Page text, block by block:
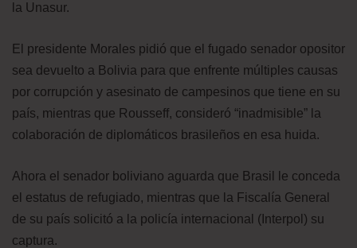
la Unasur.
El presidente Morales pidió que el fugado senador opositor
sea devuelto a Bolivia para que enfrente múltiples causas
por corrupción y asesinato de campesinos que tiene en su
país, mientras que Rousseff, consideró “inadmisible” la
colaboración de diplomáticos brasileños en esa huida.
Ahora el senador boliviano aguarda que Brasil le conceda
el estatus de refugiado, mientras que la Fiscalía General
de su país solicitó a la policía internacional (Interpol) su
captura.